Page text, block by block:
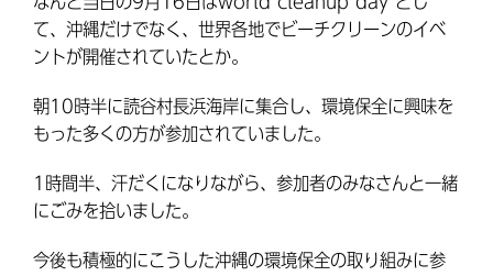
て、沖縄だけでなく、世界各地でビーチクリーンのイベ
ントが開催されていたとか。
朝10時半に読谷村長浜海岸に集合し、環境保全に興味を
もった多くの方が参加されていました。
1時間半、汗だくになりながら、参加者のみなさんと一緒
にごみを拾いました。
今後も積極的にこうした沖縄の環境保全の取り組みに参